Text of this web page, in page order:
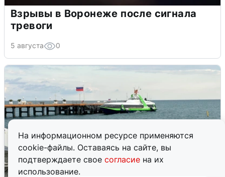
На информационном ресурсе применяются
cookie-файлы. Оставаясь на сайте, вы
подтверждаете свое согласие на их
использование.
Взрывы в Воронеже после сигнала
тревоги
5 августа 0